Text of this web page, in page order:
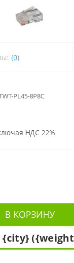
(0)
PL45-8P8C
НДС 22%
В КОРЗИНУ